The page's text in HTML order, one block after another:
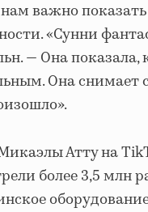
важно
«Сунни
— Она показала,
Она снимает
Атту на
более 3,5 млн